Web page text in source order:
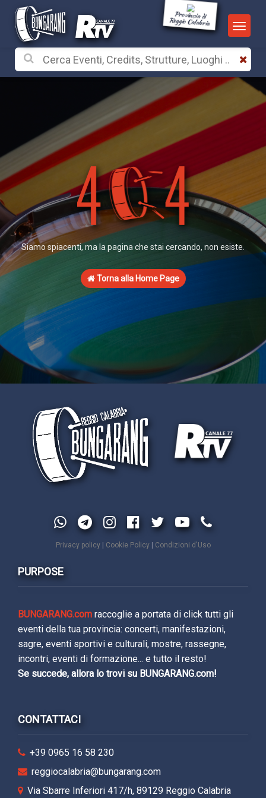
Provincia di
Reggio Calabria
Siamo spiacenti, ma la pagina che stai cercando, non esiste.
Torna alla Home Page
Privacy policy| Cookie Policy| Condizioni d'Uso
PURPOSE
BUNGARANG.com raccoglie a portata di click tutti gli
eventi della tua provincia: concerti, manifestazioni,
sagre, eventi sportivi e culturali, mostre, rassegne,
incontri, eventi di formazione... e tutto il resto!
Se succede, allora lo trovi su BUNGARANG.com!
CONTATTACI
+39 0965 16 58 230
reggiocalabria@bungarang.com
Via Sbarre Inferiori 417/h, 89129 Reggio Calabria